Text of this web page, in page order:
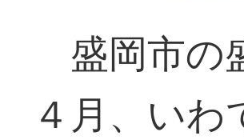
盛岡市の
４月、い